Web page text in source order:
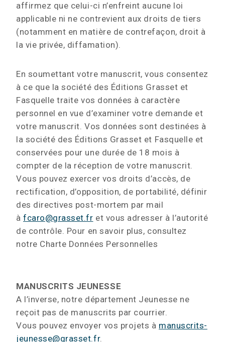
affirmez que celui-ci n’enfreint aucune loi
applicable ni ne contrevient aux droits de tiers
(notamment en matière de contrefaçon, droit à
la vie privée, diffamation).
En soumettant votre manuscrit, vous consentez
à ce que la société des Éditions Grasset et
Fasquelle traite vos données à caractère
personnel en vue d’examiner votre demande et
votre manuscrit. Vos données sont destinées à
la société des Éditions Grasset et Fasquelle et
conservées pour une durée de 18 mois à
compter de la réception de votre manuscrit.
Vous pouvez exercer vos droits d’accès, de
rectification, d’opposition, de portabilité, définir
des directives post-mortem par mail
àfcaro@grasset.fr et vous adresser à l’autorité
de contrôle. Pour en savoir plus, consultez
notre Charte Données Personnelles
MANUSCRITS JEUNESSE
A l’inverse, notre département Jeunesse ne
reçoit pas de manuscrits par courrier.
Vous pouvez envoyer vos projets à manuscrits-
jeunesse@grasset.fr.